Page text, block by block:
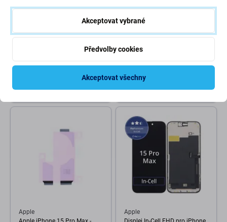
Max - Tag-On Flex Kabel
SKLADEM 5 ks
Apple
Apple iPhone 15 Pro Max -
Sklo Zadního Housingu +
Sklíčko Kamery + Kovová
Destička + Magsafe Magnet
(White Titanium)
583 Kč
SKLADEM 9 ks
Apple
Apple
Akceptovat vybrané
Předvolby cookies
Akceptovat všechny